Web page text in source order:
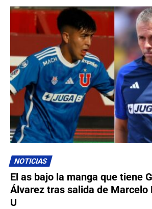
NOTICIAS
El as bajo la manga que tiene
Álvarez tras salida de Marcelo
U